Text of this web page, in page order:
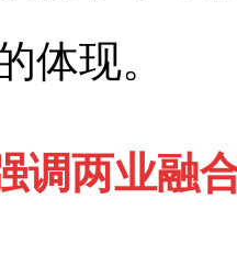
体现。
调两业融